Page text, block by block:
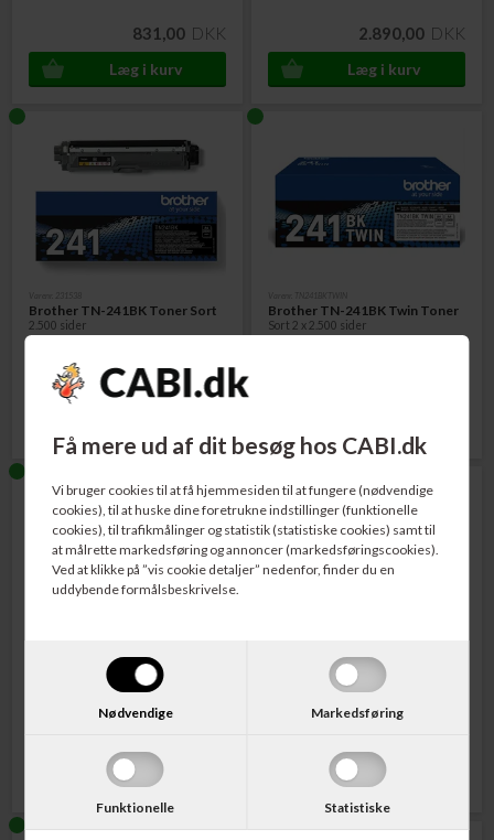
Få mere ud af dit besøg hos CABI.dk
Vi bruger cookies til at få hjemmesiden til at fungere (nødvendige
cookies), til at huske dine foretrukne indstillinger (funktionelle
cookies), til trafikmålinger og statistik (statistiske cookies) samt til
at målrette markedsføring og annoncer (markedsføringscookies).
Ved at klikke på ”vis cookie detaljer” nedenfor, finder du en
uddybende formålsbeskrivelse.
Nødvendige Markedsføring
Funktionelle Statistiske
831,00 DKK 2.890,00 DKK
Brother TN-241BK Toner Sort
2.500 sider
585,00 DKK
Brother TN-241BK Twin Toner
Sort 2 x 2.500 sider
Brother TN-241C Toner Cyan Brother TN-241CMY Toner
CMY